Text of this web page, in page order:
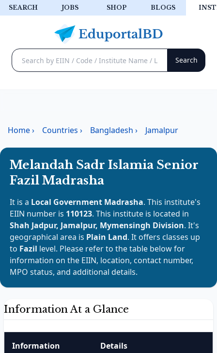
SEARCH JOBS SHOP BLOGS
Home› Countries › Bangladesh › Jamalpur
Melandah Sadr Islamia Senior
Fazil Madrasha
It is a Local Government Madrasha. This institute's
EIIN number is 110123. This institute is located in
Shah Jadpur, Jamalpur, Mymensingh Division. It's
geographical area is Plain Land. It offers classes up
to Fazil level. Please refer to the table below for
information on the EIIN, location, contact number,
MPO status, and additional details.
Information At a Glance
Information Details